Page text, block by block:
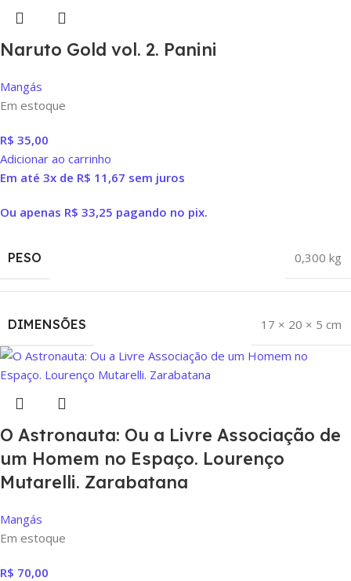
Naruto Gold vol. 2. Panini
Mangás
Em estoque
R$ 35,00
Adicionar ao carrinho
Em até 3x de R$ 11,67 sem juros
Ou apenas R$ 33,25 pagando no pix.
PESO 0,300 kg
DIMENSÕES 17 × 20 × 5 cm
O Astronauta: Ou a Livre Associação de
um Homem no Espaço. Lourenço
Mutarelli. Zarabatana
Mangás
Em estoque
R$ 70,00